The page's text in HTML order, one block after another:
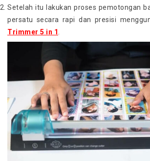
Setelah itu lakukan proses pemotongan
persatu secara rapi dan presisi
Trimmer 5 in 1.